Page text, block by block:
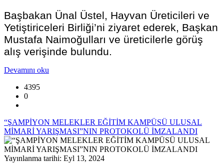
Başbakan Ünal Üstel, Hayvan Üreticileri ve
Yetiştiriceleri Birliği’ni ziyaret ederek, Başkan
Mustafa Naimoğulları ve üreticilerle görüş
alış verişinde bulundu.
Devamını oku
4395
0
“ŞAMPİYON MELEKLER EĞİTİM KAMPÜSÜ ULUSAL
MİMARİ YARIŞMASI”NIN PROTOKOLÜ İMZALANDI
Yayınlanma tarihi: Eyl 13, 2024